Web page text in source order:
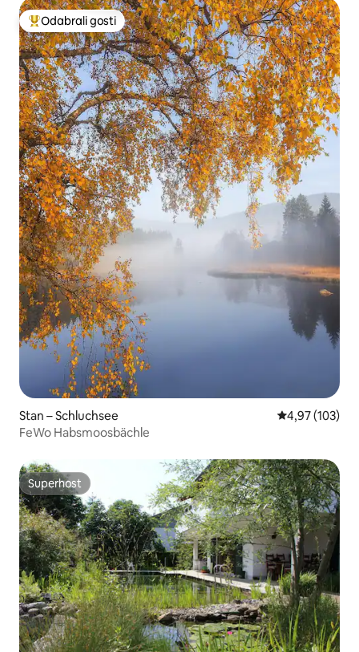
Među najviše rangiranima s oznakom „Odabrali gosti”
Odabrali gosti
Stan – Schluchsee Prosječna
4,97 (103)
FeWo Habsmoosbächle
Superhost
Superhost